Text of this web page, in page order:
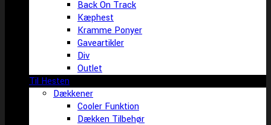
Back On Track
Kæphest
Kramme Ponyer
Gaveartikler
Div
Outlet
Til Hesten
Dækkener
Cooler Funktion
Dækken Tilbehør